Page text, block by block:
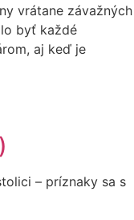
vrátane závažných
byť každé
aj keď je
– príznaky sa s